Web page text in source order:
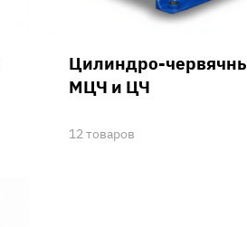
Цилиндро-
МЦЧ и ЦЧ
12 товаров